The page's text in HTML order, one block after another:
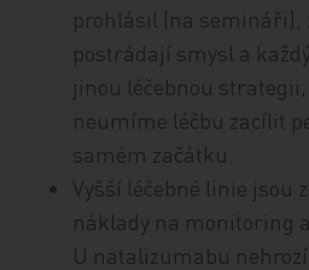
prohlásil (na semináři),
postrádají smysl a
jinou léčebnou
neumíme léčbu zacílit
samém začátku.
Vyšší léčebné linie jsou
náklady na monitoring
U natalizumabu